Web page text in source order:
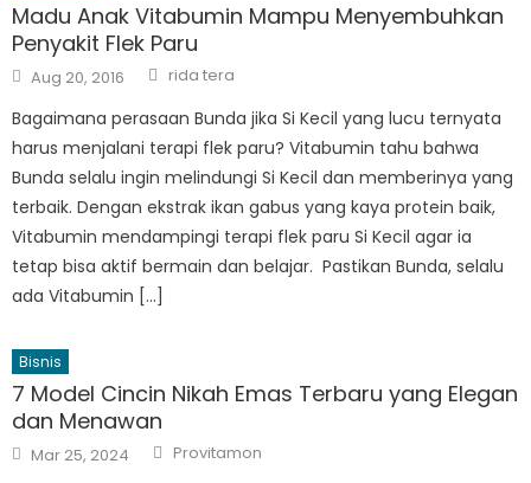
Madu Anak Vitabumin Mampu Menyembuhkan
Penyakit Flek Paru
Posted
on
Aug 20, 2016 Author
rida tera
Bagaimana perasaan Bunda jika Si Kecil yang lucu ternyata
harus menjalani terapi flek paru? Vitabumin tahu bahwa
Bunda selalu ingin melindungi Si Kecil dan memberinya yang
terbaik. Dengan ekstrak ikan gabus yang kaya protein baik,
Vitabumin mendampingi terapi flek paru Si Kecil agar ia
tetap bisa aktif bermain dan belajar. Pastikan Bunda, selalu
ada Vitabumin […]
Bisnis
7 Model Cincin Nikah Emas Terbaru yang Elegan
dan Menawan
Posted
on
Mar 25, 2024 Author
Provitamon